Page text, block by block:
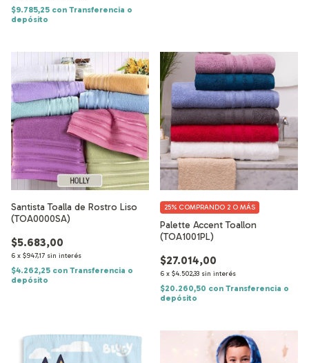
$9.785,25 con Transferencia o
depósito
Santista Toalla de Rostro Liso
(TOA0000SA)
$5.683,00
6 x $947,17 sin interés
$4.262,25 con Transferencia o
depósito
Palette Accent Toallon
(TOA1001PL)
$27.014,00
6 x $4.502,33 sin interés
25% COMPRANDO 2 O MÁS
$20.260,50 con Transferencia o
depósito